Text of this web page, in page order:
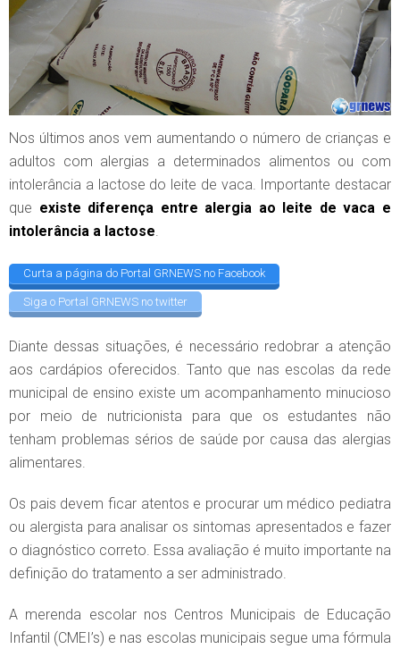
Nos últimos anos vem aumentando o número de crianças e
adultos com alergias a determinados alimentos ou com
intolerância a lactose do leite de vaca. Importante destacar
que existe diferença entre alergia ao leite de vaca e
intolerância a lactose.
Curta a página do Portal GRNEWS no Facebook
Siga o Portal GRNEWS no twitter
Diante dessas situações, é necessário redobrar a atenção
aos cardápios oferecidos. Tanto que nas escolas da rede
municipal de ensino existe um acompanhamento minucioso
por meio de nutricionista para que os estudantes não
tenham problemas sérios de saúde por causa das alergias
alimentares.
Os pais devem ficar atentos e procurar um médico pediatra
ou alergista para analisar os sintomas apresentados e fazer
o diagnóstico correto. Essa avaliação é muito importante na
definição do tratamento a ser administrado.
A merenda escolar nos Centros Municipais de Educação
Infantil (CMEI’s) e nas escolas municipais segue uma fórmula